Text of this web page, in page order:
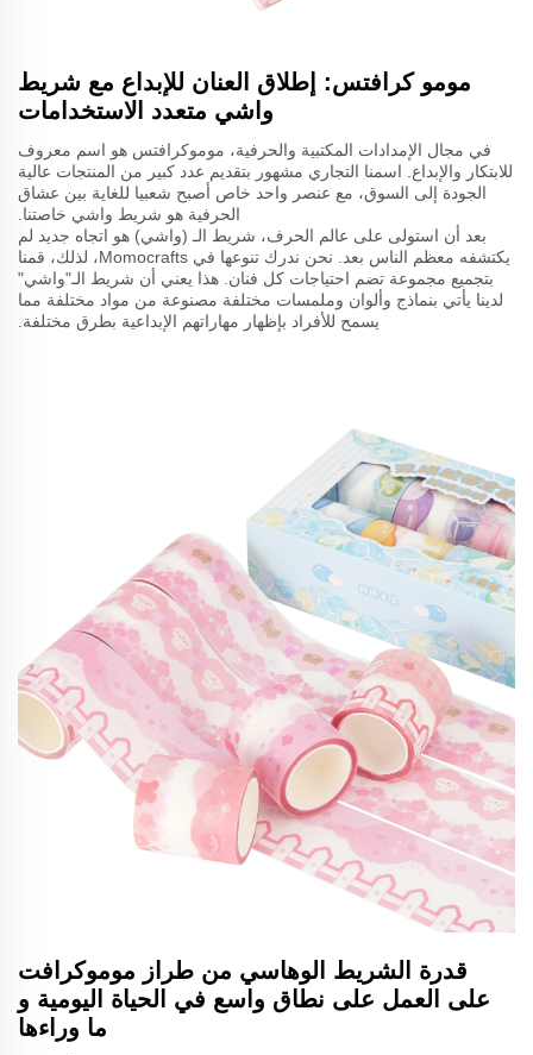
مومو كرافتس: إطلاق العنان للإبداع مع شريط
واشي متعدد الاستخدامات
في مجال الإمدادات المكتبية والحرفية، موموكرافتس هو اسم معروف
للابتكار والإبداع. اسمنا التجاري مشهور بتقديم عدد كبير من المنتجات عالية
الجودة إلى السوق، مع عنصر واحد خاص أصبح شعبيا للغاية بين عشاق
الحرفية هو شريط واشي خاصتنا.
بعد أن استولى على عالم الحرف، شريط الـ (واشي) هو اتجاه جديد لم
يكتشفه معظم الناس بعد. نحن ندرك تنوعها في Momocrafts، لذلك، قمنا
بتجميع مجموعة تضم احتياجات كل فنان. هذا يعني أن شريط الـ"واشي"
لدينا يأتي بنماذج وألوان وملمسات مختلفة مصنوعة من مواد مختلفة مما
يسمح للأفراد بإظهار مهاراتهم الإبداعية بطرق مختلفة.
قدرة الشريط الوهاسي من طراز موموكرافت
على العمل على نطاق واسع في الحياة اليومية و
ما وراءها